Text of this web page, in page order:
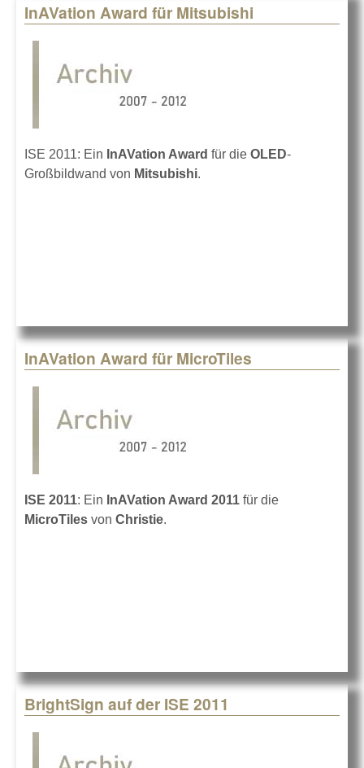
InAVation Award für Mitsubishi
ISE 2011: Ein InAVation Award für die OLED-
Großbildwand von Mitsubishi.
InAVation Award für MicroTiles
ISE 2011: Ein InAVation Award 2011 für die
MicroTiles von Christie.
BrightSign auf der ISE 2011